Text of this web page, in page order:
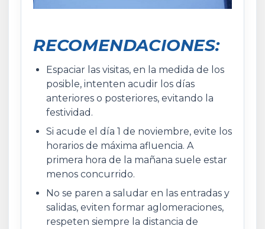
RECOMENDACIONES:
Espaciar las visitas, en la medida de los
posible, intenten acudir los días
anteriores o posteriores, evitando la
festividad.
Si acude el día 1 de noviembre, evite los
horarios de máxima afluencia. A
primera hora de la mañana suele estar
menos concurrido.
No se paren a saludar en las entradas y
salidas, eviten formar aglomeraciones,
respeten siempre la distancia de